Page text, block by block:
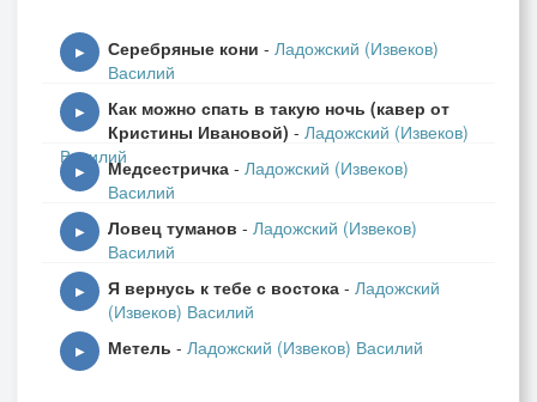
ПРИПЕВ:
Неба,
Мне не хватает
Неба!..
Мне не хватает
Неба!..
Мне не…
Мне не…
Мне не…
▶ Серебряные кони - Ладожский (Извеков)
Василий
▶
Как можно спать в такую ночь (кавер от
Кристины Ивановой) - Ладожский (Извеков)
Василий
▶ Медсестричка - Ладожский (Извеков)
Василий
▶ Ловец туманов - Ладожский (Извеков)
Василий
▶ Я вернусь к тебе с востока - Ладожский
(Извеков) Василий
▶ Метель - Ладожский (Извеков) Василий